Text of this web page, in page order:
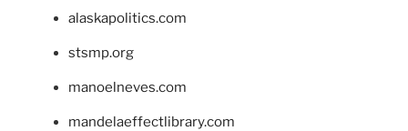
alaskapolitics.com
stsmp.org
manoelneves.com
mandelaeffectlibrary.com